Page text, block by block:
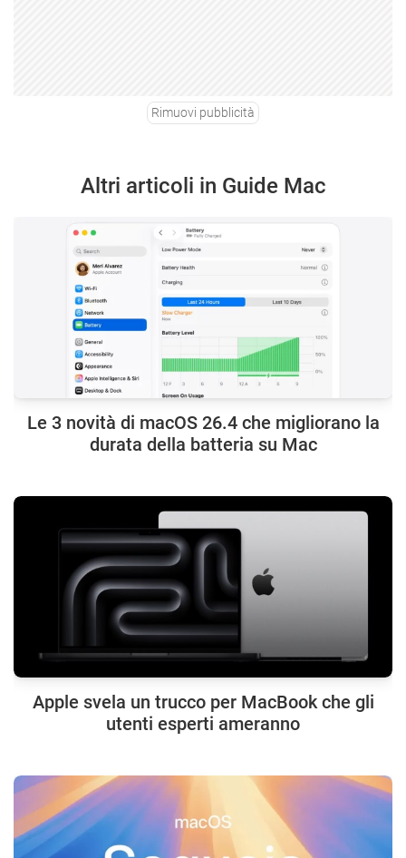
Rimuovi pubblicità
Altri articoli in Guide Mac
Le 3 novità di macOS 26.4 che migliorano la
durata della batteria su Mac
Apple svela un trucco per MacBook che gli
utenti esperti ameranno